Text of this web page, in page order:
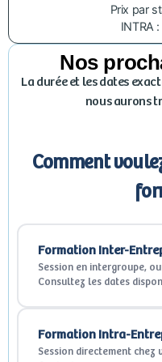
Prix par
INTRA
Nos
La durée et les dates
nous aurons
Comment
Formation Inter-
Session en intergroupe,
Consultez les dates
Formation Intra-
Session directement chez